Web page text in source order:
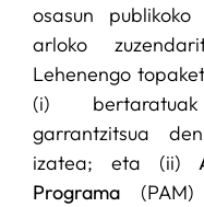
osasun
arloko
Lehenengo
(i)
garrantzitsua
izatea; eta (ii)
Programa